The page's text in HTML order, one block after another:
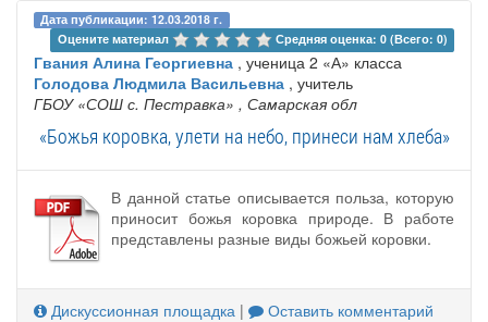
Дата публикации: 12.03.2018 г.
Оцените материал
Средняя оценка: 0 (Всего: 0)
Гвания Алина Георгиевна , ученица 2 «А» класса
Голодова Людмила Васильевна , учитель
ГБОУ ‎«СОШ с. Пестравка» , Самарская обл
«Божья коровка, улети на небо, принеси нам хлеба»
В данной статье описывается польза, которую
приносит божья коровка природе. В работе
представлены разные виды божьей коровки.
Дискуссионная площадка | Оставить комментарий